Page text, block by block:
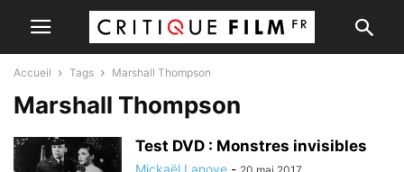
Accueil Tags Marshall Thompson
Marshall Thompson
Test DVD : Monstres invisibles
Mickaël Lanoye -